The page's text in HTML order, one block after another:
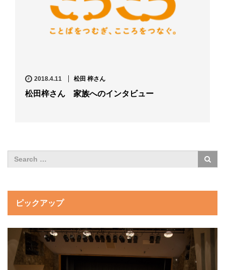
2018.4.11 松田 梓さん
松田梓さん 家族へのインタビュー
ピックアップ